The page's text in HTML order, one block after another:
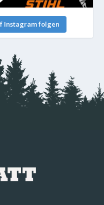
Instagram folgen